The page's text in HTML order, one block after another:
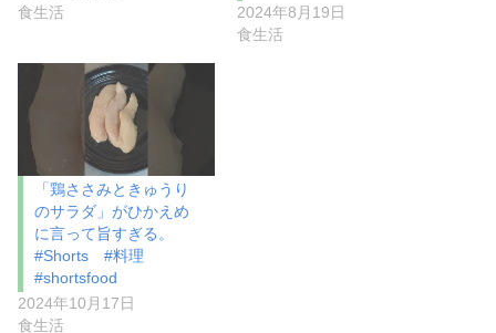
食生活
2024年8月19日
食生活
「鶏ささみときゅうり
のサラダ」がひかえめ
に言って旨すぎる。
#Shorts #料理
#shortsfood
2024年10月17日
食生活